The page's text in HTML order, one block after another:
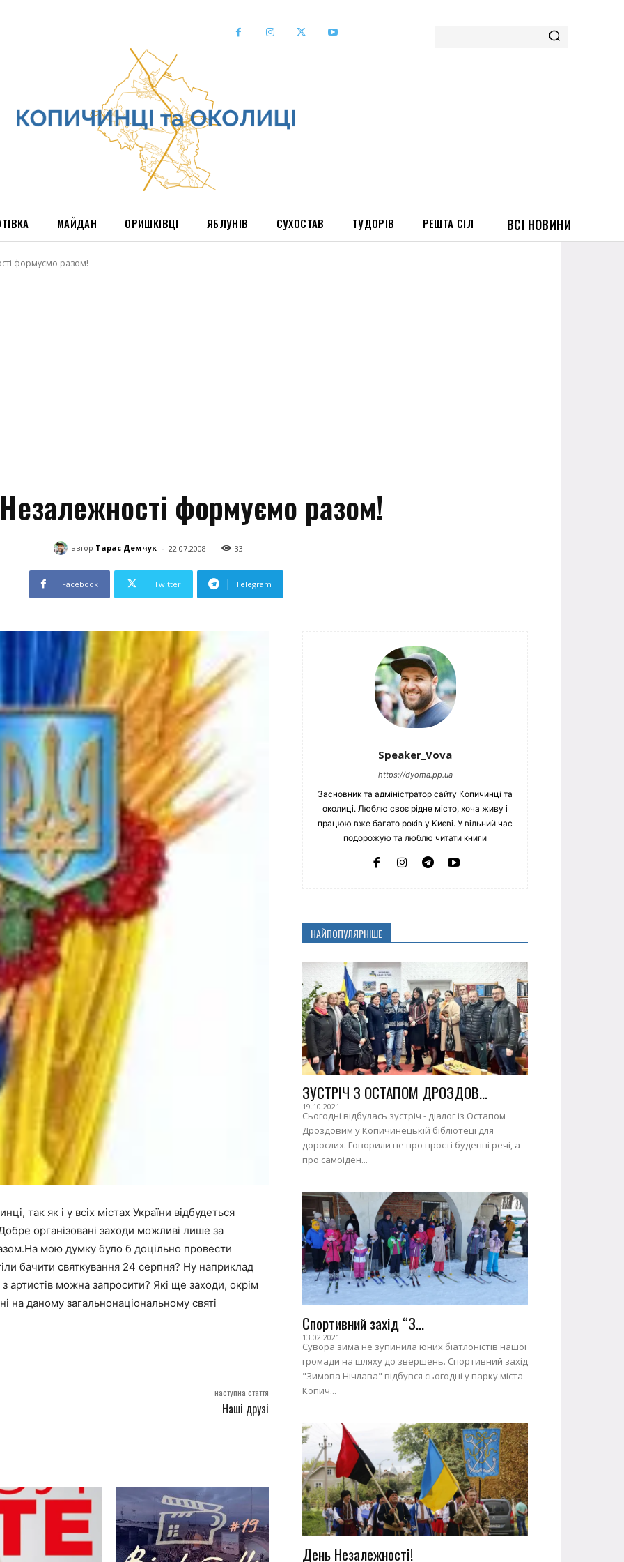
МАЙДАН ОРИШКІВЦІ ЯБЛУНІВ СУХОСТАВ ТУДОРІВ РЕШТА СІЛ ВСІ НОВИНИ
формуємо разом!
формуємо разом!
автор Тарас Демчук - 22.07.2008 33
Facebook Twitter Telegram
так як і у всіх містах України відбудеться
організовані заходи можливі лише за
мою думку було б доцільно провести
бачити святкування 24 серпня? Ну наприклад
артистів можна запросити? Які ще заходи, окрім
на даному загальнонаціональному святі
наступна стаття
Наші друзі
Speaker_Vova
https://dyoma.pp.ua
Засновник та адміністратор сайту Копичинці та
околиці. Люблю своє рідне місто, хоча живу і
працюю вже багато років у Києві. У вільний час
подорожую та люблю читати книги
НАЙПОПУЛЯРНІШЕ
ЗУСТРІЧ З ОСТАПОМ ДРОЗДОВ...
19.10.2021
Сьогодні відбулась зустріч - діалог із Остапом
Дроздовим у Копичинецькій бібліотеці для
дорослих. Говорили не про прості буденні речі, а
про самоіден...
Спортивний захід “З...
13.02.2021
Сувора зима не зупинила юних біатлоністів нашої
громади на шляху до звершень. Спортивний захід
"Зимова Нічлава" відбувся сьогодні у парку міста
Копич...
День Незалежності!